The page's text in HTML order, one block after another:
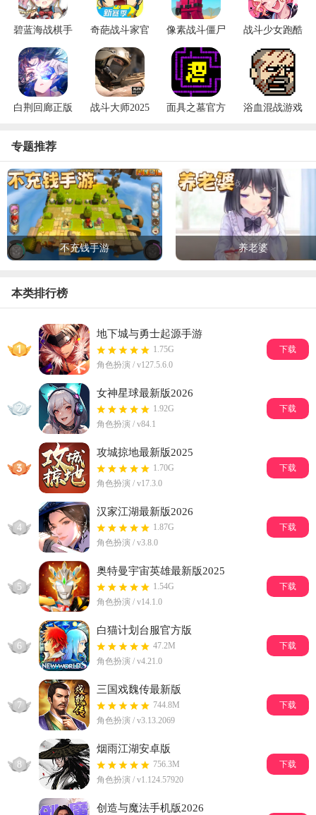
碧蓝海战棋手
Chess)
奇葩战斗家官
像素战斗僵尸
(Pixel Combat)
战斗少女跑酷
白荆回廊正版
战斗大师2025
面具之墓官方
浴血混战游戏
专题推荐
不充钱手游 养老婆
本类排行榜
地下城与勇士起源手游
1.75G
角色扮演 / v127.5.6.0
下载
女神星球最新版2026
1.92G
角色扮演 / v84.1
下载
攻城掠地最新版2025
1.70G
角色扮演 / v17.3.0
下载
4
汉家江湖最新版2026
1.87G
角色扮演 / v3.8.0
下载
5
奥特曼宇宙英雄最新版2025
1.54G
角色扮演 / v14.1.0
下载
6
白猫计划台服官方版
47.2M
角色扮演 / v4.21.0
下载
7
三国戏魏传最新版
744.8M
角色扮演 / v3.13.2069
下载
8
烟雨江湖安卓版
756.3M
角色扮演 / v1.124.57920
下载
创造与魔法手机版2026